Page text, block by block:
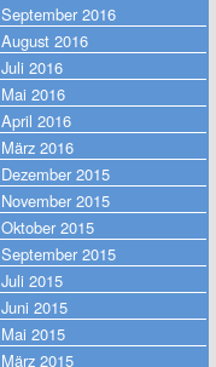
September 2016
August 2016
Juli 2016
Mai 2016
April 2016
März 2016
Dezember 2015
November 2015
Oktober 2015
September 2015
Juli 2015
Juni 2015
Mai 2015
März 2015